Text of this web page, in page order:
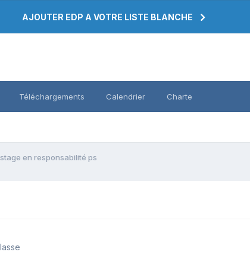
AJOUTER EDP A VOTRE LISTE BLANCHE
Téléchargements Calendrier Charte
stage en responsabilité ps